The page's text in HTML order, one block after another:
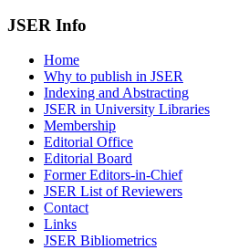
JSER Info
Home
Why to publish in JSER
Indexing and Abstracting
JSER in University Libraries
Membership
Editorial Office
Editorial Board
Former Editors-in-Chief
JSER List of Reviewers
Contact
Links
JSER Bibliometrics